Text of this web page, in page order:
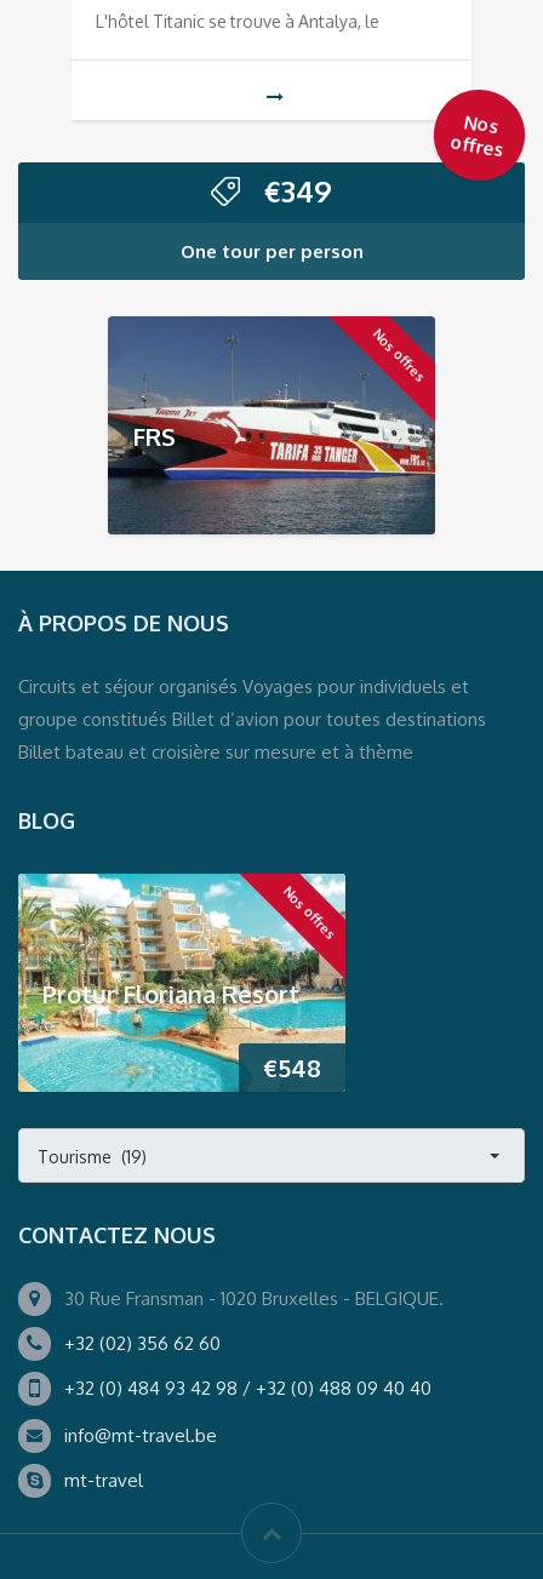
L'hôtel Titanic se trouve à Antalya, le
€349
One tour per person
Nos
offres
Nos offres
FRS
À PROPOS DE NOUS
Circuits et séjour organisés Voyages pour individuels et
groupe constitués Billet d’avion pour toutes destinations
Billet bateau et croisière sur mesure et à thème
BLOG
Nos offres
€548
Protur Floriana Resort
Tourisme (19)
CONTACTEZ NOUS
30 Rue Fransman - 1020 Bruxelles - BELGIQUE.
+32 (02) 356 62 60
+32 (0) 484 93 42 98 / +32 (0) 488 09 40 40
info@mt-travel.be
mt-travel